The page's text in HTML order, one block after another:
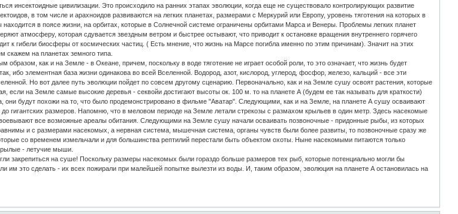
инсектоидные цивилизации. Это происходило на ранних этапах эволюции, когда еще не существовало контролирующих развитие
в том числе и арахноидов развиваются на легких планетах, размерами с Меркурий или Европу, уровень тяготения на которых в
в поясе жизни, на орбитах, которые в Солнечной системе ограничены орбитами Марса и Венеры. Проблемы легких планет
атмосферу, которая сдувается звездным ветром и быстрее остывают, что приводит к остановке вращения внутреннего горячего
к гибели биосферы от космических частиц. ( Есть мнение, что жизнь на Марсе погибла именно по этим причинам). Значит на этих
скажем на планетах земного типа.
образом, как и на Земле - в Океане, причем, поскольку в воде тяготение не играет особой роли, то это означает, что жизнь будет
ибо элементная база жизни одинакова во всей Вселенной. Водород, азот, кислород, углерод, фосфор, железо, кальций - все эти
Но вот далее путь эволюции пойдет по совсем другому сценарию. Первоначально, как и на Земле сушу освоят растения, которые
если на Земле самые высокие деревья - секвойи достигают высоты ок. 100 м. то на планете А (будем ее так называть для краткости)
они будут похожи на то, что было продемонстрировано в фильме "Аватар". Следующими, как и на Земле, на планете А сушу осваивают
до гигантских размеров. Напомню, что в меловом периоде на Земле летали стрекозы с размахом крыльев в один метр. Здесь насекомые
все возможные ареалы обитания. Следующими на Земле сушу начали осваивать позвоночные - придонные рыбы, из которых
и с размерами насекомых, а нервная система, мышечная система, органы чувств были более развиты, то позвоночные сразу же
со временем измельчали и для большинства рептилий перестали быть объектом охоты. Ныне насекомыми питаются только
- летучие мыши.
закрепиться на суше! Поскольку размеры насекомых были гораздо больше размеров тех рыб, которые потенциально могли бы
им это сделать - их всех пожирали при малейшей попытке вылезти из воды. И, таким образом, эволюция на планете А остановилась на